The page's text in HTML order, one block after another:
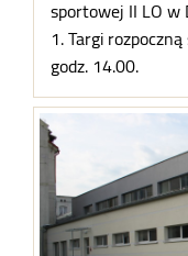
sportowej II LO w
1. Targi
godz. 14.00.